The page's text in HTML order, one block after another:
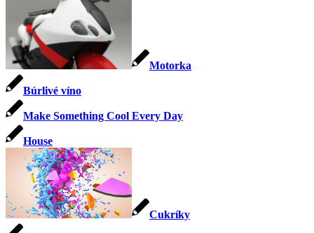
Motorka
Búrlivé víno
Make Something Cool Every Day
House
Cukríky